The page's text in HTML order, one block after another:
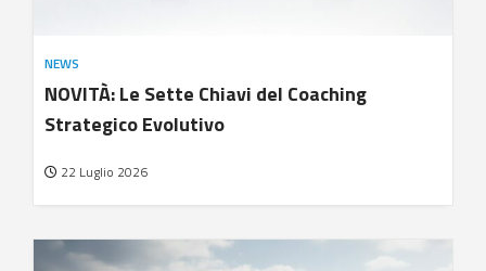
NEWS
NOVITÀ: Le Sette Chiavi del Coaching
Strategico Evolutivo
22 Luglio 2026